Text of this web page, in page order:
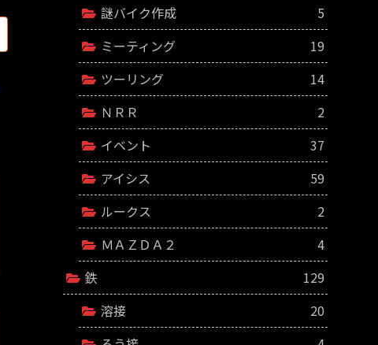
謎バイク作成
5
ミーティング
19
ツーリング
14
ＮＲＲ
2
イベント
37
アイシス
59
ルークス
2
ＭＡＺＤＡ２
4
鉄
129
溶接
20